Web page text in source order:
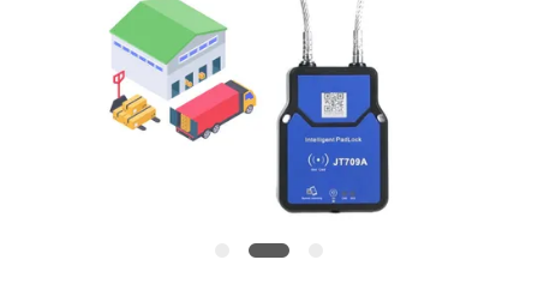
PRIVACY